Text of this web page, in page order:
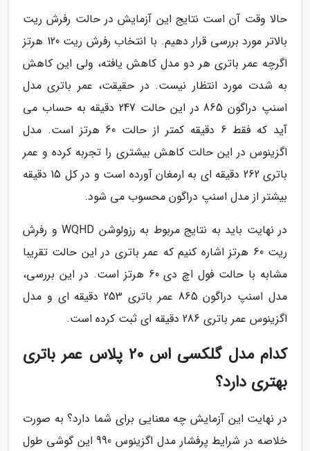
حالا وقت آن است نتایج این آزمایش در حالت رفرش ریت
بالاتر مورد بررسی قرار دهیم. با انتخاب رفرش ریت 120 هرتز
اگرچه عمر باتری هر دو مدل کاهش یافته، ولی این کاهش
به شدت مورد انتظار نیست. در حقیقت، عمر باتری مدل
اسنپ دراگون 865 در این حالت 247 دقیقه به حساب می
آید که فقط 6 دقیقه کمتر از حالت 60 هرتز است. مدل
اگزینوس در این حالت کاهش بیشتری را تجربه کرده و عمر
باتری 262 دقیقه ای به ارمغان آورده است و در کل 15 دقیقه
بیشتر از مدل اسنپ دراگون محسوب می شود.
در نهایت باید به نتایج مربوط به رزولوشن WQHD و رفرش
ریت 60 هرتز اشاره کنیم که عمر باتری در این حالت تقریبا
مشابه با حالت فول اچ دی 60 هرتز است. در این بررسی،
مدل اسنپ دراگون 865 عمر باتری 253 دقیقه ای و مدل
اگزینوس عمر باتری 286 دقیقه ای ثبت کرده است.
کدام مدل گلکسی اس 20 پلاس عمر باتری
بهتری دارد؟
در نهایت این آزمایش چه معنایی برای شما دارد؟ به صورت
خلاصه در شرایط پرفشار مدل اگزینوس 990 این گوشی طول